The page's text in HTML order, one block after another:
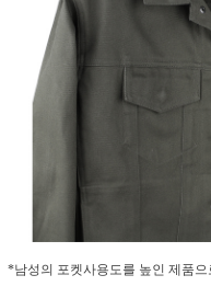
*남성의 포켓사용도를 높인 제품